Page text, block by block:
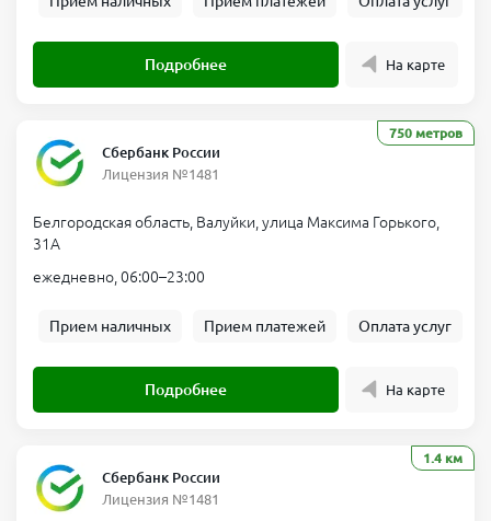
Подробнее На карте
750 метров
Сбербанк России
Лицензия №1481
Белгородская область, Валуйки, улица Максима Горького,
31А
ежедневно, 06:00–23:00
Прием наличных Прием платежей Оплата услуг
Подробнее На карте
1.4 км
Сбербанк России
Лицензия №1481